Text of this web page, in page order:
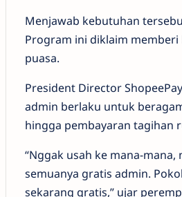
Menjawab kebutuhan
Program ini diklaim
puasa.
President Director
admin berlaku untuk
hingga pembayaran tagihan
“Nggak usah ke mana-
semuanya gratis admin.
sekarang gratis,” ujar